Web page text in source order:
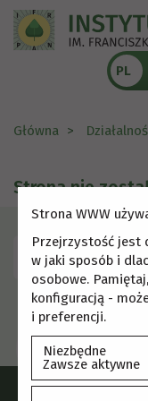
PL
Główna
Strona nie
Skorzystaj z menu,
Strona WWW
Przejrzystość jest
w jaki sposób i
osobowe.
konfiguracją -
i preferencji.
Niezbędne
Zawsze aktywne